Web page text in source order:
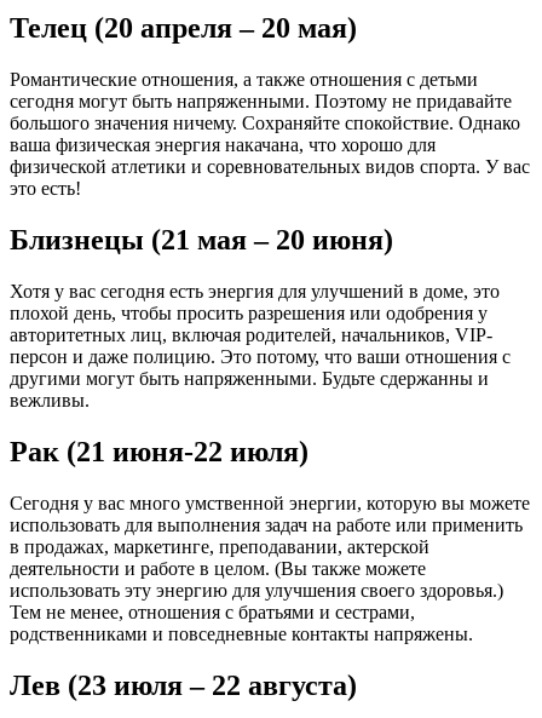
Телец (20 апреля – 20 мая)
Романтические отношения, а также отношения с детьми
сегодня могут быть напряженными. Поэтому не придавайте
большого значения ничему. Сохраняйте спокойствие. Однако
ваша физическая энергия накачана, что хорошо для
физической атлетики и соревновательных видов спорта. У вас
это есть!
Близнецы (21 мая – 20 июня)
Хотя у вас сегодня есть энергия для улучшений в доме, это
плохой день, чтобы просить разрешения или одобрения у
авторитетных лиц, включая родителей, начальников, VIP-
персон и даже полицию. Это потому, что ваши отношения с
другими могут быть напряженными. Будьте сдержанны и
вежливы.
Рак (21 июня-22 июля)
Сегодня у вас много умственной энергии, которую вы можете
использовать для выполнения задач на работе или применить
в продажах, маркетинге, преподавании, актерской
деятельности и работе в целом. (Вы также можете
использовать эту энергию для улучшения своего здоровья.)
Тем не менее, отношения с братьями и сестрами,
родственниками и повседневные контакты напряжены.
Лев (23 июля – 22 августа)